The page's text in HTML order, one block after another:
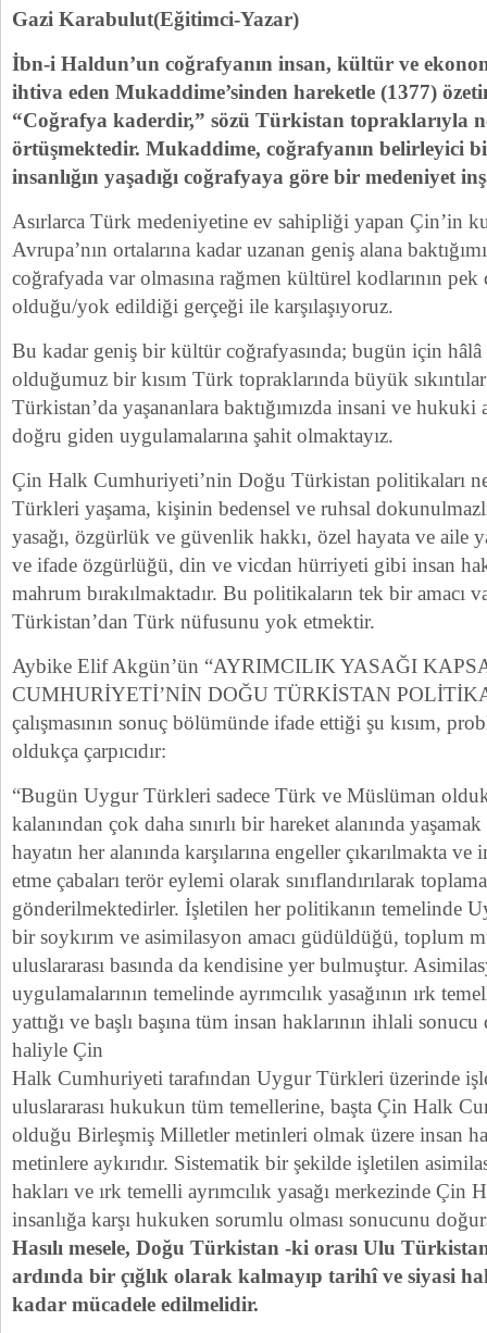
Gazi Karabulut(Eğitimci-Yazar)
İbn-i Haldun’un coğrafyanın insan, kültür ve
ihtiva eden Mukaddime’sinden hareketle (1377)
“Coğrafya kaderdir,” sözü Türkistan topraklarıyla
örtüşmektedir. Mukaddime, coğrafyanın belirleyici
insanlığın yaşadığı coğrafyaya göre bir medeniyet
Asırlarca Türk medeniyetine ev sahipliği yapan Çin’in
Avrupa’nın ortalarına kadar uzanan geniş alana
coğrafyada var olmasına rağmen kültürel kodlarının
olduğu/yok edildiği gerçeği ile karşılaşıyoruz.
Bu kadar geniş bir kültür coğrafyasında; bugün için hâlâ
olduğumuz bir kısım Türk topraklarında büyük
Türkistan’da yaşananlara baktığımızda insani ve hukuki
doğru giden uygulamalarına şahit olmaktayız.
Çin Halk Cumhuriyeti’nin Doğu Türkistan politikaları
Türkleri yaşama, kişinin bedensel ve ruhsal
yasağı, özgürlük ve güvenlik hakkı, özel hayata ve aile
ve ifade özgürlüğü, din ve vicdan hürriyeti gibi insan
mahrum bırakılmaktadır. Bu politikaların tek bir amacı
Türkistan’dan Türk nüfusunu yok etmektir.
Aybike Elif Akgün’ün “AYRIMCILIK YASAĞI
CUMHURİYETİ’NİN DOĞU TÜRKİSTAN
çalışmasının sonuç bölümünde ifade ettiği şu kısım,
oldukça çarpıcıdır:
“Bugün Uygur Türkleri sadece Türk ve Müslüman
kalanından çok daha sınırlı bir hareket alanında
hayatın her alanında karşılarına engeller çıkarılmakta
etme çabaları terör eylemi olarak sınıflandırılarak
gönderilmektedirler. İşletilen her politikanın temelinde
bir soykırım ve asimilasyon amacı güdüldüğü, toplum
uluslararası basında da kendisine yer bulmuştur.
uygulamalarının temelinde ayrımcılık yasağının ırk
yattığı ve başlı başına tüm insan haklarının ihlali
haliyle Çin
Halk Cumhuriyeti tarafından Uygur Türkleri üzerinde
uluslararası hukukun tüm temellerine, başta Çin Halk
olduğu Birleşmiş Milletler metinleri olmak üzere insan
metinlere aykırıdır. Sistematik bir şekilde işletilen
hakları ve ırk temelli ayrımcılık yasağı merkezinde
insanlığa karşı hukuken sorumlu olması sonucunu
Hasılı mesele, Doğu Türkistan -ki orası Ulu
ardında bir çığlık olarak kalmayıp tarihî ve siyasi
kadar mücadele edilmelidir.